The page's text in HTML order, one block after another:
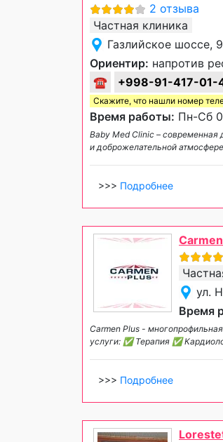
2 отзыва
Частная клиника
Газлийское шоссе,
Ориентир: напротив
☎
+998-91-417-01-
Скажите, что нашли номер
Время работы: Пн-Сб
Baby Med Clinic –
и доброжелательной
>>> Подробнее
ул.
Время
Carmen Plus -
услуги: ✅ Терапия ✅
>>> Подробнее